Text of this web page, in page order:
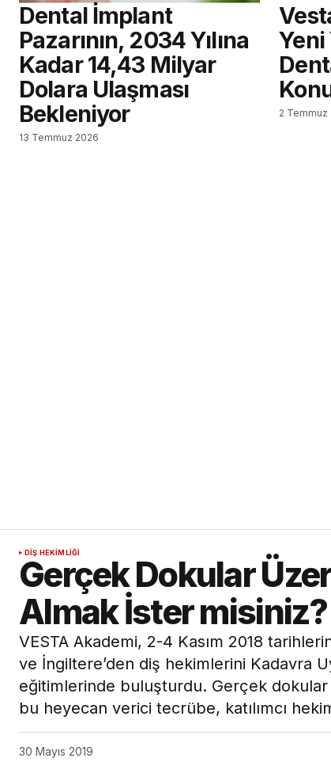
Dental İmplant
Pazarının, 2034 Yılına
Kadar 14,43 Milyar
Dolara Ulaşması
Bekleniyor
13 Temmuz 2026
Yeni
2 Temmuz
DIŞ HEKIMLIĞI
Gerçek Dokular
Almak İster misiniz?
VESTA Akademi, 2-4 Kasım 2018
ve İngiltere’den diş hekimlerini Kadavra
eğitimlerinde buluşturdu. Gerçek dokular
bu heyecan verici tecrübe, katılımcı
30 Mayıs 2019